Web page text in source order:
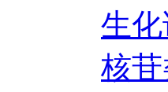
生化
核